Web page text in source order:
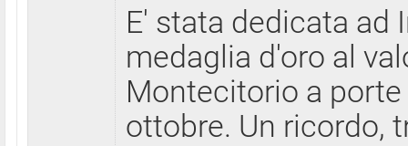
E' stata dedicata ad
medaglia d'oro al
Montecitorio a
ottobre. Un ricordo,